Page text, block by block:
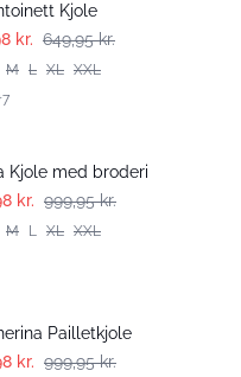
Kjole
kr. 649,95 kr.
M L XL XXL
7
Kjole med broderi
kr. 999,95 kr.
M L XL XXL
Pailletkjole
kr. 999,95 kr.